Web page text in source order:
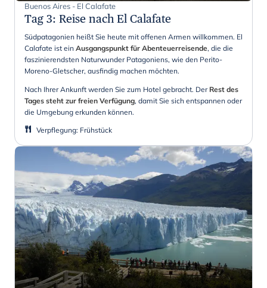
Buenos Aires - El Calafate
Tag 3: Reise nach El Calafate
Südpatagonien heißt Sie heute mit offenen Armen willkommen. El
Calafate ist ein Ausgangspunkt für Abenteuerreisende, die die
faszinierendsten Naturwunder Patagoniens, wie den Perito-
Moreno-Gletscher, ausfindig machen möchten.
Nach Ihrer Ankunft werden Sie zum Hotel gebracht. Der Rest des
Tages steht zur freien Verfügung, damit Sie sich entspannen oder
die Umgebung erkunden können.
Verpflegung: Frühstück